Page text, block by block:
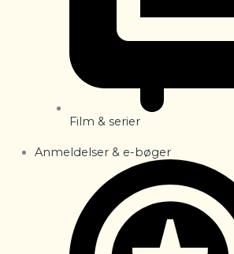
Film & serier
Anmeldelser & e-bøger